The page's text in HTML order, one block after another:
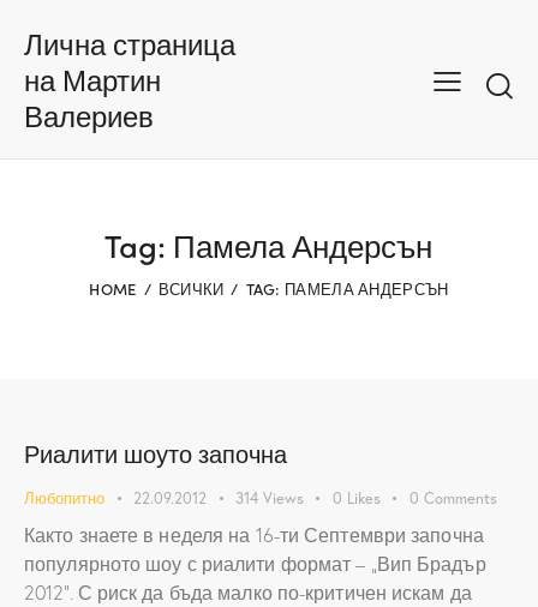
Лична страница
на Мартин
Валериев
Tag: Памела Андерсън
HOME ВСИЧКИ TAG: ПАМЕЛА АНДЕРСЪН
Риалити шоуто започна
Любопитно 22.09.2012 314 Views 0 Likes 0 Comments
Както знаете в неделя на 16-ти Септември започна
популярното шоу с риалити формат – „Вип Брадър
2012“. С риск да бъда малко по-критичен искам да